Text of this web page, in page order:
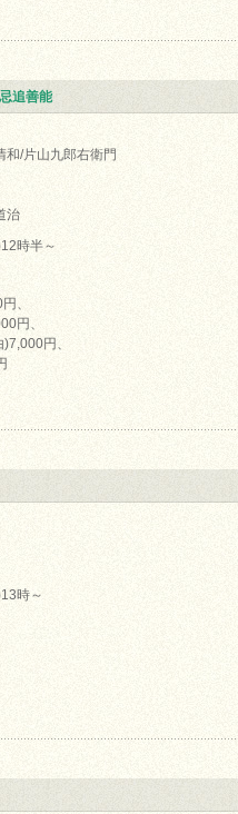
追善能
和/片山九郎右衛門
治
時半～
、
円、
円、
時～